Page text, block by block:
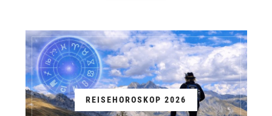
REISEHOROSKOP 2026